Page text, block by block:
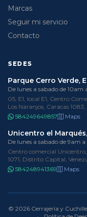
Marcas
Seguir mi servicio
Contacto
SEDES
Parque Cerro Verde,
De lunes a sabado de
05, E1, local E1, Centro
Los Naranjos, Caracas
584249649857
Maps
Unicentro el
De lunes a sabado de 9am
Centro comercial
1071, Distrito Capital,
584248941369
Maps
© 2026 Cerrajería y